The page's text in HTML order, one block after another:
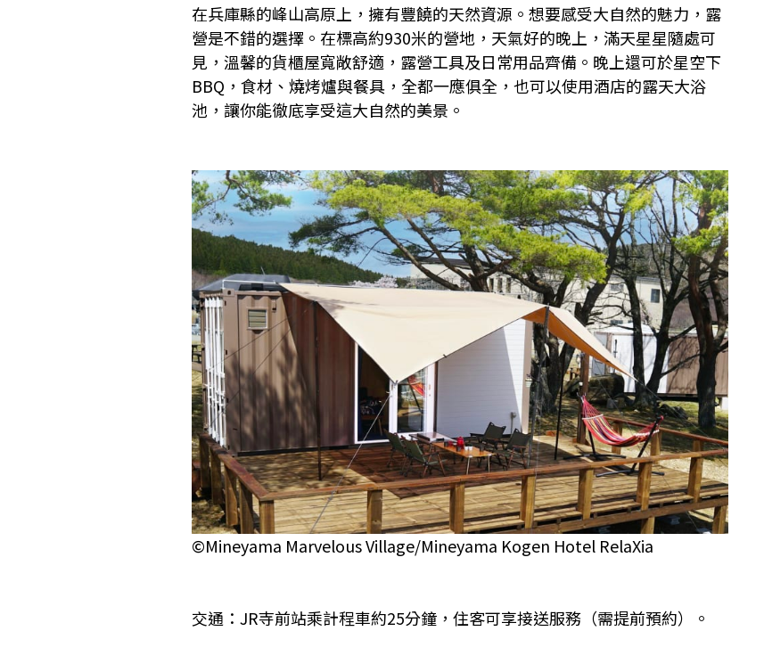
在兵庫縣的峰山高原上，擁有豐饒的天然資源。想要感受大自然的魅力，露
營是不錯的選擇。在標高約930米的營地，天氣好的晚上，滿天星星隨處可
見，溫馨的貨櫃屋寬敞舒適，露營工具及日常用品齊備。晚上還可於星空下
BBQ，食材、燒烤爐與餐具，全都一應俱全，也可以使用酒店的露天大浴
池，讓你能徹底享受這大自然的美景。
©Mineyama Marvelous Village/Mineyama Kogen Hotel RelaXia
交通：JR寺前站乘計程車約25分鐘，住客可享接送服務（需提前預約）。